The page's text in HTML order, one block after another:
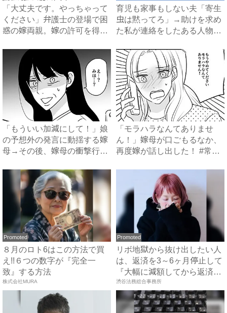
「大丈夫です。やっちゃって
ください」弁護士の登場で困
惑の嫁両親。嫁の許可を得た
育児も家事もしない夫「寄生
虫は黙ってろ」→助けを求め
た私が連絡をしたある人物と
「もういい加減にして！」娘
の予想外の発言に動揺する嫁
母→その後、嫁母の衝撃行動
「モラハラなんてありませ
ん！」嫁母が口ごもるなか、
再度嫁が話し出した！ #常識
Promoted
８月のロト6はこの方法で買
え!!６つの数字が『完全一
致』する方法
株式会社MURA
Promoted
リボ地獄から抜け出したい人
は、返済を3～6ヶ月停止して
『大幅に減額してから返済
す...
渋谷法務総合事務所